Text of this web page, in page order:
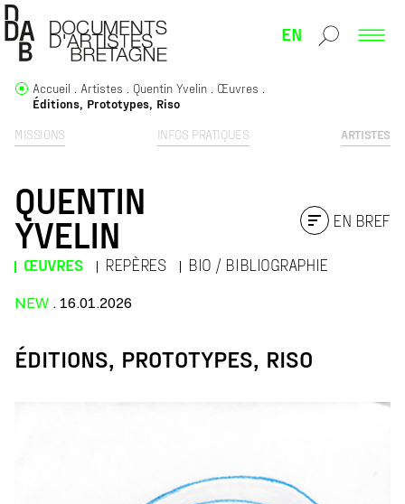
EN
MISSIONS INFOS PRATIQUES ARTISTES
Accueil Artistes Quentin Yvelin
Œuvres
Éditions, Prototypes, Riso
QUENTIN
YVELIN
ŒUVRES REPÈRES BIO / BIBLIOGRAPHIE
EN BREF
NEW . 16.01.2026
ÉDITIONS, PROTOTYPES, RISO